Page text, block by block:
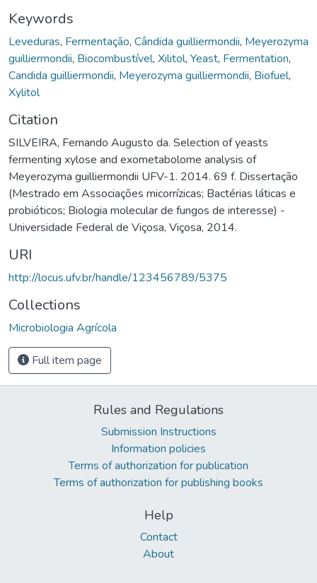
Keywords
Leveduras, Fermentação, Cândida guilliermondii, Meyerozyma
guilliermondii, Biocombustível, Xilitol, Yeast, Fermentation,
Candida guilliermondii, Meyerozyma guilliermondii, Biofuel,
Xylitol
Citation
SILVEIRA, Fernando Augusto da. Selection of yeasts
fermenting xylose and exometabolome analysis of
Meyerozyma guilliermondii UFV-1. 2014. 69 f. Dissertação
(Mestrado em Associações micorrízicas; Bactérias láticas e
probióticos; Biologia molecular de fungos de interesse) -
Universidade Federal de Viçosa, Viçosa, 2014.
URI
http://locus.ufv.br/handle/123456789/5375
Collections
Microbiologia Agrícola
Full item page
Rules and Regulations
Submission Instructions
Information policies
Terms of authorization for publication
Terms of authorization for publishing books
Help
Contact
About